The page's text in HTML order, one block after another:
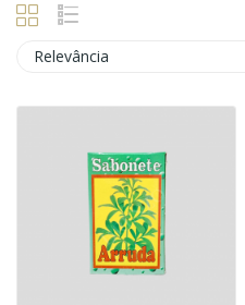
Relevância